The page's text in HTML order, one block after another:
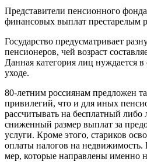
Представители пенсионного
финансовых выплат престарелым
Государство предусматривает
пенсионеров, чей возраст
Данная категория лиц нуждается
уходе.
80-летним россиянам предложен
привилегий, что и для иных
рассчитывать на бесплатный либо
сниженный размер выплат за
услуги. Кроме этого, стариков
оплаты налогов на недвижимость.
мер, которые направлены именно